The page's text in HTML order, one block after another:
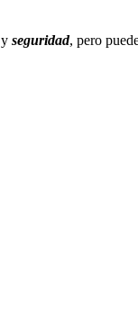
y seguridad, pero